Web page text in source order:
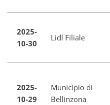
2025-
10-30
Lidl Filiale
2025-
10-29
Municipio di
Bellinzona